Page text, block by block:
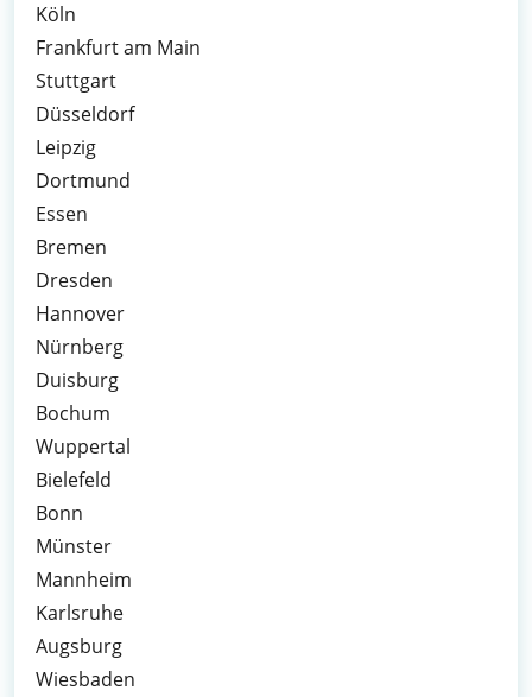
Köln
Frankfurt am Main
Stuttgart
Düsseldorf
Leipzig
Dortmund
Essen
Bremen
Dresden
Hannover
Nürnberg
Duisburg
Bochum
Wuppertal
Bielefeld
Bonn
Münster
Mannheim
Karlsruhe
Augsburg
Wiesbaden